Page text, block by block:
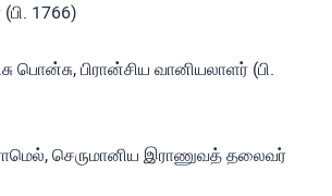
1766)
பொன்சு, பிரான்சிய வானியலாளர் (பி.
செருமானிய இராணுவத் தலைவர்